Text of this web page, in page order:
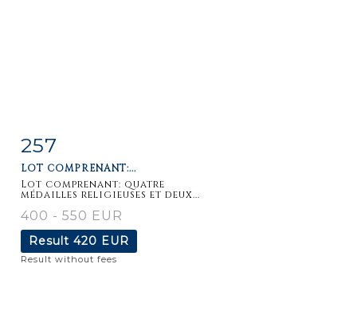
Item detail
257
LOT COMPRENANT:...
Lot comprenant: quatre
médailles religieuses et deux...
400 - 550 EUR
Result 420 EUR
Result without fees